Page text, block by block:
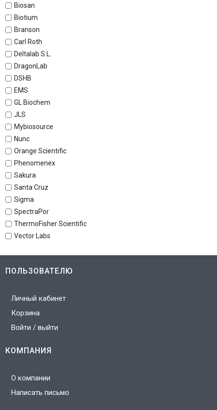
Biosan
Biotium
Branson
Carl Roth
Deltalab S.L.
DragonLab
DSHB
EMS
GL Biochem
JLS
Mybiosource
Nunc
Orange Scientific
Phenomenex
Sakura
Santa Cruz
Sigma
SpectraPor
ThermoFisher Scientific
Vector Labs
ПОЛЬЗОВАТЕЛЮ
Личный кабинет
Корзина
Войти / выйти
КОМПАНИЯ
О компании
Написать письмо